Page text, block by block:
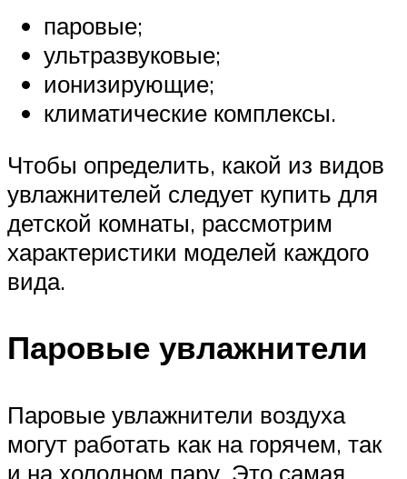
паровые;
ультразвуковые;
ионизирующие;
климатические комплексы.
Чтобы определить, какой из видов
увлажнителей следует купить для
детской комнаты, рассмотрим
характеристики моделей каждого
вида.
Паровые увлажнители
Паровые увлажнители воздуха
могут работать как на горячем, так
и на холодном пару. Это самая